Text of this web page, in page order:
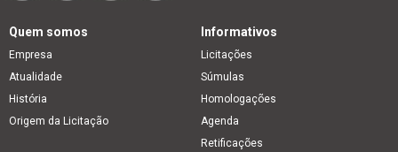
Quem somos
Empresa
Atualidade
História
Origem da Licitação
Informativos
Licitações
Súmulas
Homologações
Agenda
Retificações